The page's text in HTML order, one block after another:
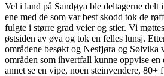
Vel i land på Sandøya ble deltagerne delt
ene med de som var best skodd tok de
fulgte i større grad veier og stier. Vi
østsiden av øya og tok en felles lunsj.
områdene besøkt og Nesfjøra og Sølvika
områden som ihvertfall kunne oppvise
annet se en vipe, noen steinvendere,